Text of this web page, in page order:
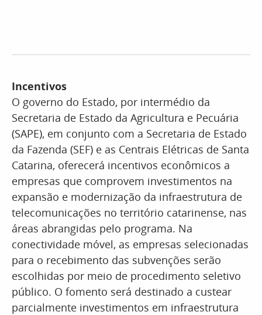
Incentivos
O governo do Estado, por intermédio da
Secretaria de Estado da Agricultura e Pecuária
(SAPE), em conjunto com a Secretaria de Estado
da Fazenda (SEF) e as Centrais Elétricas de Santa
Catarina, oferecerá incentivos econômicos a
empresas que comprovem investimentos na
expansão e modernização da infraestrutura de
telecomunicações no território catarinense, nas
áreas abrangidas pelo programa. Na
conectividade móvel, as empresas selecionadas
para o recebimento das subvenções serão
escolhidas por meio de procedimento seletivo
público. O fomento será destinado a custear
parcialmente investimentos em infraestrutura